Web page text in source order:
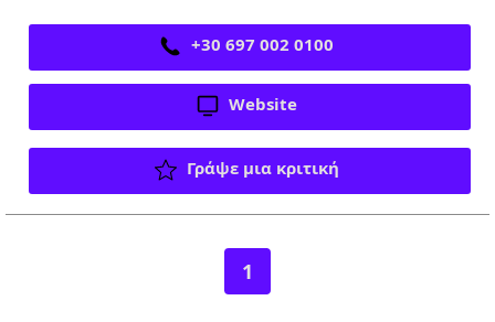
+30 697 002 0100
Website
Γράψε μια κριτική
1